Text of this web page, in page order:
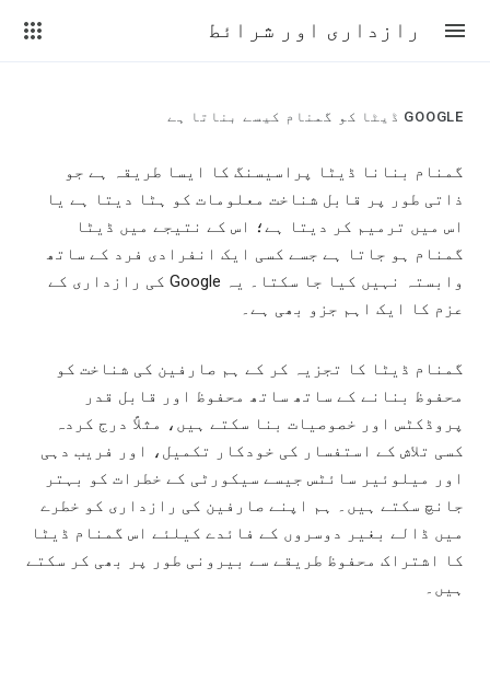
رازداری اور شرائط
GOOGLE ڈیٹا کو گمنام کیسے بناتا ہے
گمنام بنانا ڈیٹا پراسیسنگ کا ایسا طریقہ ہے جو
ذاتی طور پر قابل شناخت معلومات کو ہٹا دیتا ہے یا
اس میں ترمیم کر دیتا ہے؛ اس کے نتیجے میں ڈیٹا
گمنام ہو جاتا ہے جسے کسی ایک انفرادی فرد کے ساتھ
وابستہ نہیں کیا جا سکتا۔ یہ Google کی رازداری کے
عزم کا ایک اہم جزو بھی ہے۔
گمنام ڈیٹا کا تجزیہ کر کے ہم صارفین کی شناخت کو
محفوظ بنانے کے ساتھ ساتھ محفوظ اور قابل قدر
پروڈکٹس اور خصوصیات بنا سکتے ہیں، مثلاً درج کردہ
کسی تلاش کے استفسار کی خودکار تکمیل، اور فریب دہی
اور میلوئیر سائٹس جیسے سیکورٹی کے خطرات کو بہتر
جانچ سکتے ہیں۔ ہم اپنے صارفین کی رازداری کو خطرے
میں ڈالے بغیر دوسروں کے فائدے کیلئے اس گمنام ڈیٹا
کا اشتراک محفوظ طریقے سے بیرونی طور پر بھی کر سکتے
ہیں۔